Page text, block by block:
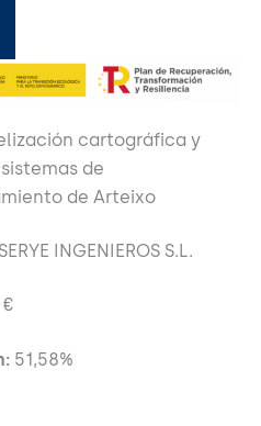
cartográfica y
de
de Arteixo
SERYE INGENIEROS S.L.
€
51,58%